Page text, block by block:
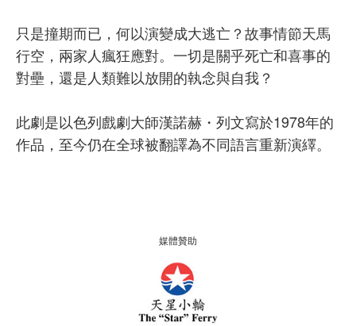
只是撞期而已，何以演變成大逃亡？故事情節天馬
行空，兩家人瘋狂應對。一切是關乎死亡和喜事的
對壘，還是人類難以放開的執念與自我？
此劇是以色列戲劇大師漢諾赫・列文寫於1978年的
作品，至今仍在全球被翻譯為不同語言重新演繹。
媒體贊助